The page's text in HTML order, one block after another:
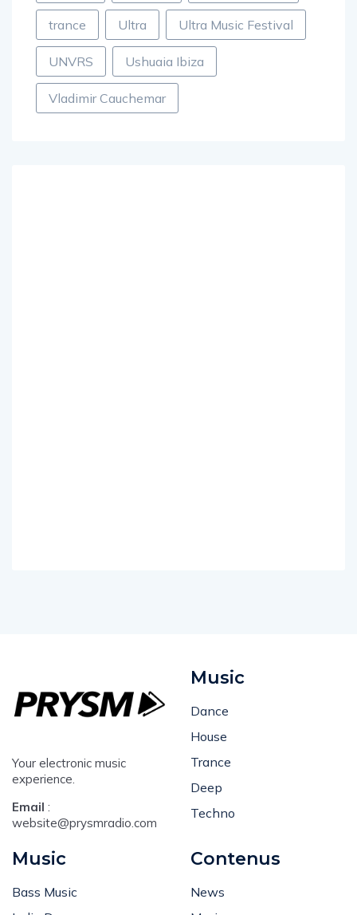
trance Ultra Ultra Music Festival
UNVRS Ushuaia Ibiza
Vladimir Cauchemar
Your electronic music
experience.
Email :
website@prysmradio.com
Music
Dance
House
Trance
Deep
Techno
Music
Bass Music
Contenus
News